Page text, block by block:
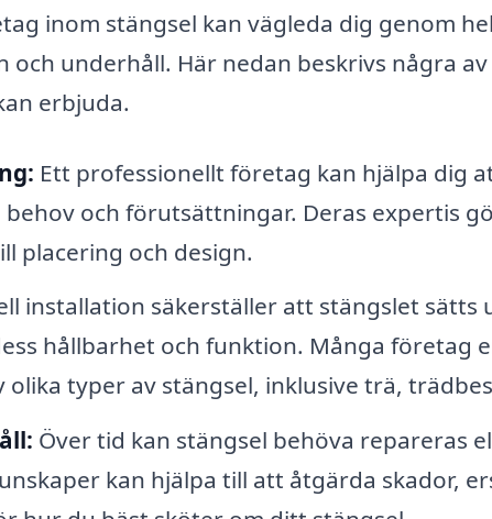
inom stängsel kan vägleda dig genom
och underhåll. Här nedan beskrivs några
erbjuda.
Ett professionellt företag kan hjälpa dig
och förutsättningar. Deras expertis
placering och design.
installation säkerställer att stängslet sätts
hållbarhet och funktion. Många företag
typer av stängsel, inklusive trä,
Över tid kan stängsel behöva repareras
kan hjälpa till att åtgärda skador,